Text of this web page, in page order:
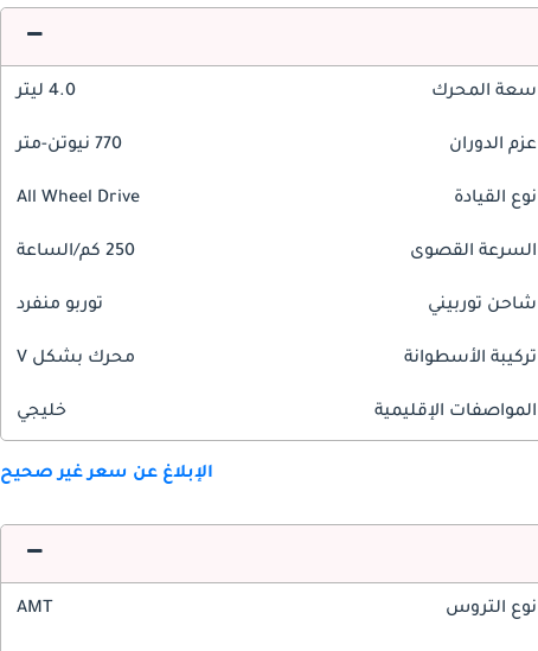
سعة المحرك 4.0 ليتر
عزم الدوران 770 نيوتن-متر
نوع القيادة All Wheel Drive
السرعة القصوى 250 كم/الساعة
شاحن توربيني توربو منفرد
تركيبة الأسطوانة محرك بشكل V
المواصفات الإقليمية خليجي
الإبلاغ عن سعر غير صحيح
نوع التروس AMT